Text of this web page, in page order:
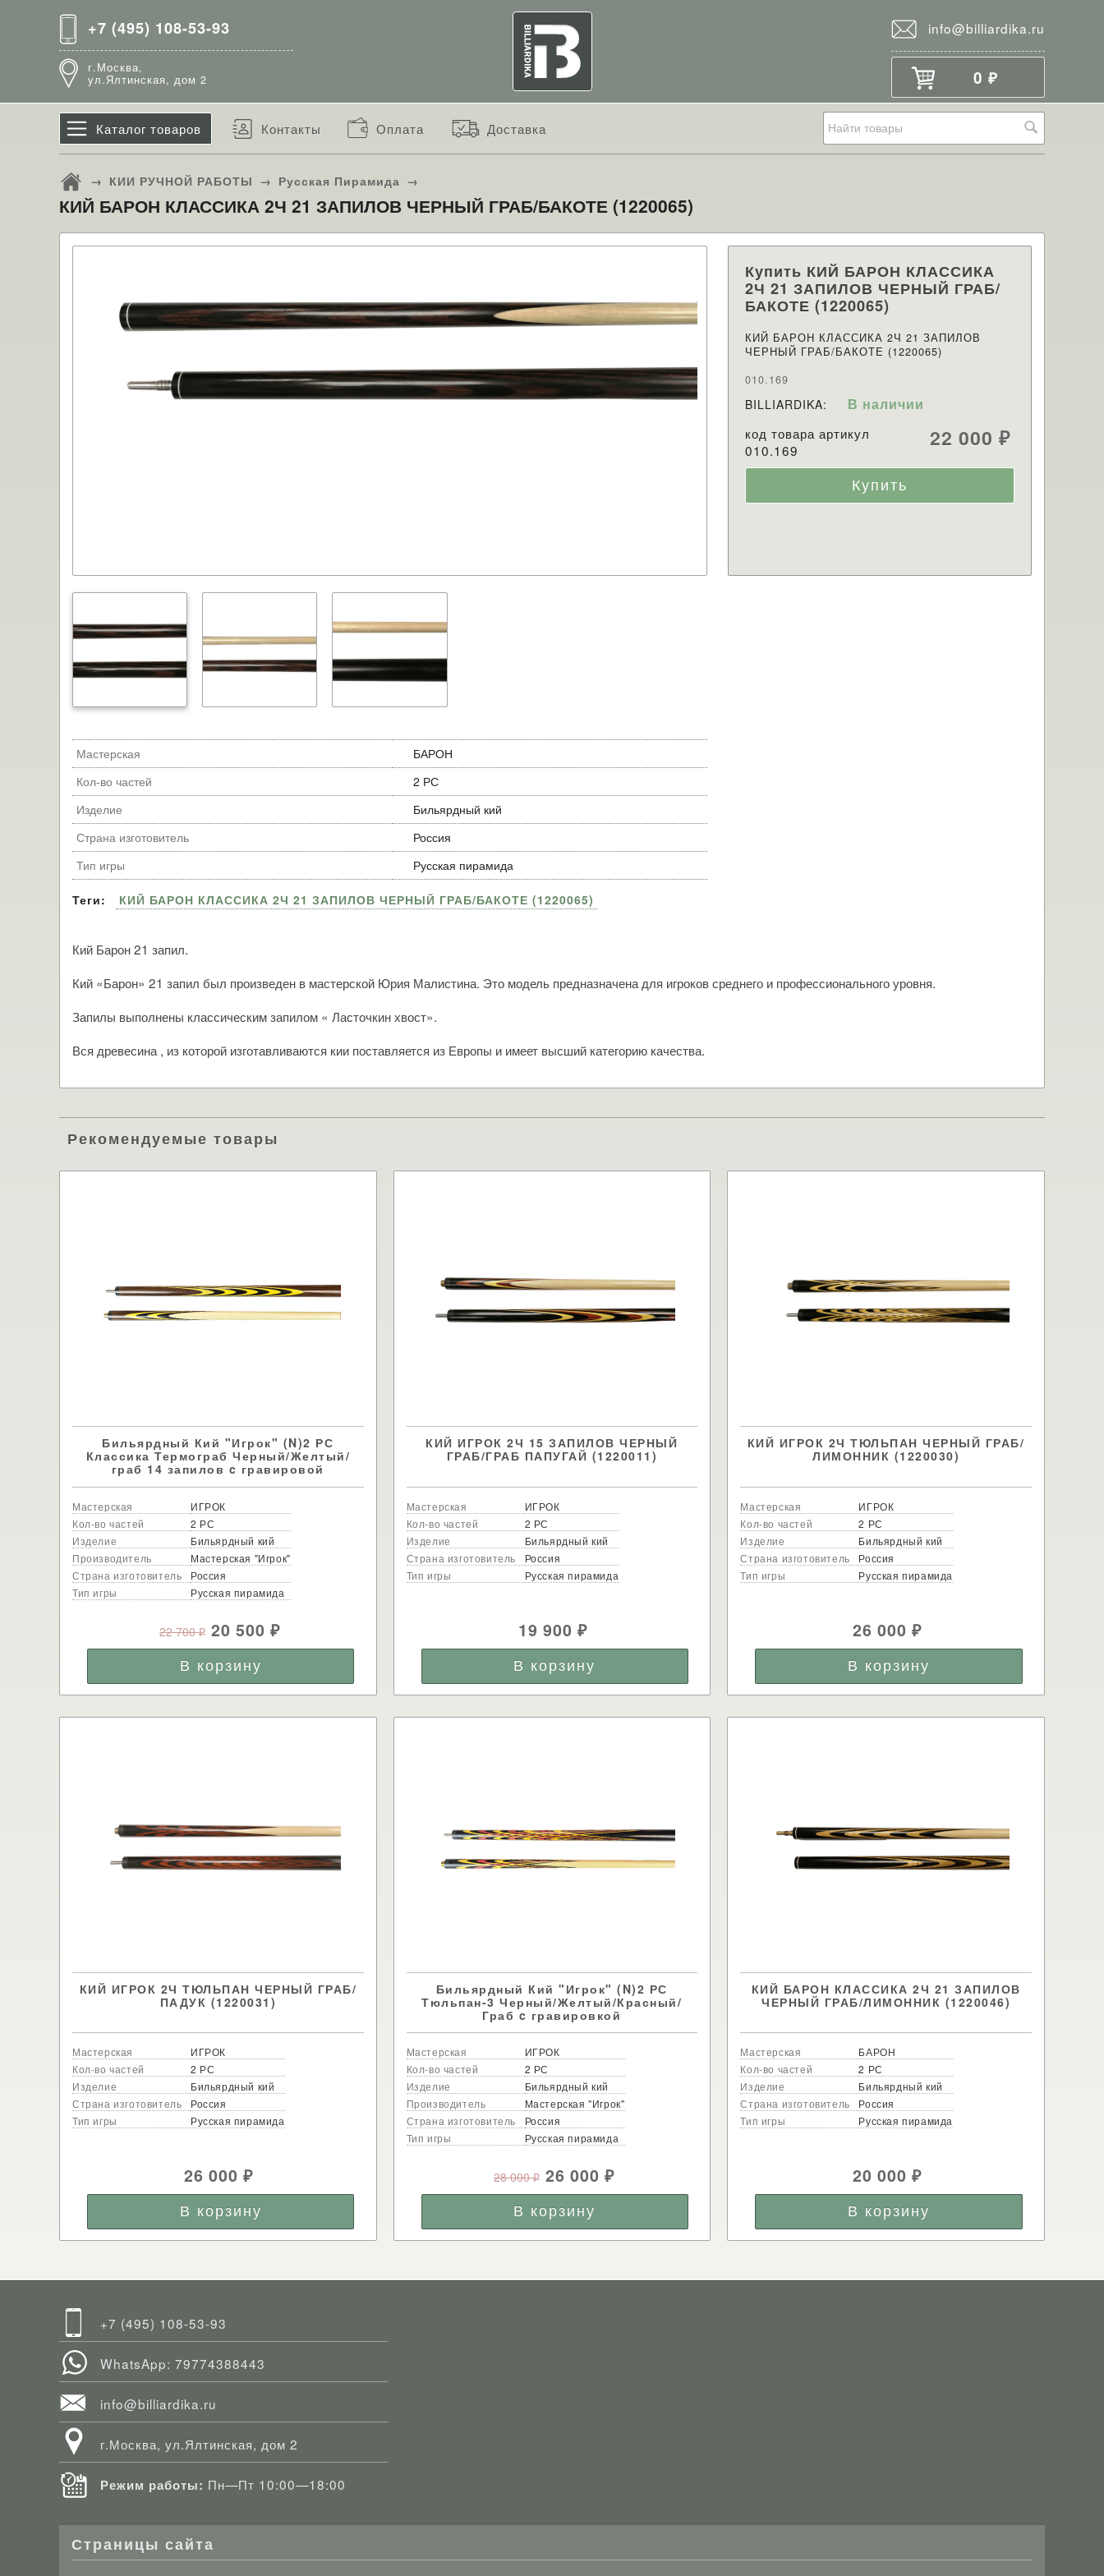
+7 (495) 108-53-93
г.Москва,
ул.Ялтинская, дом 2
info@billiardika.ru
0 ₽
Каталог товаров Контакты Оплата Доставка
→ КИИ РУЧНОЙ РАБОТЫ → Русская Пирамида →
КИЙ БАРОН КЛАССИКА 2Ч 21 ЗАПИЛОВ ЧЕРНЫЙ ГРАБ/БАКОТЕ (1220065)
Купить КИЙ БАРОН КЛАССИКА
2Ч 21 ЗАПИЛОВ ЧЕРНЫЙ ГРАБ/
БАКОТЕ (1220065)
КИЙ БАРОН КЛАССИКА 2Ч 21 ЗАПИЛОВ
ЧЕРНЫЙ ГРАБ/БАКОТЕ (1220065)
010.169
BILLIARDIKA: В наличии
код товара артикул
010.169
22 000 ₽
Мастерская
БАРОН
Кол-во частей
2 РС
Изделие
Бильярдный кий
Страна изготовитель
Россия
Тип игры
Русская пирамида
Теги: КИЙ БАРОН КЛАССИКА 2Ч 21 ЗАПИЛОВ ЧЕРНЫЙ ГРАБ/БАКОТЕ (1220065)
Кий Барон 21 запил.
Кий «Барон» 21 запил был произведен в мастерской Юрия Малистина. Это модель предназначена для игроков среднего и профессионального уровня.
Запилы выполнены классическим запилом « Ласточкин хвост».
Вся древесина , из которой изготавливаются кии поставляется из Европы и имеет высший категорию качества.
Рекомендуемые товары
Бильярдный Кий "Игрок" (N)2 РС
Классика Термограб Черный/Желтый/
граб 14 запилов c гравировой
Мастерская
ИГРОК
Кол-во частей
2 РС
Изделие
Бильярдный кий
Производитель
Мастерская "Игрок"
Страна изготовитель
Россия
Тип игры
Русская пирамида
22 700₽ 20 500₽
КИЙ ИГРОК 2Ч 15 ЗАПИЛОВ ЧЕРНЫЙ
ГРАБ/ГРАБ ПАПУГАЙ (1220011)
Мастерская
ИГРОК
Кол-во частей
2 РС
Изделие
Бильярдный кий
Страна изготовитель
Россия
Тип игры
Русская пирамида
19 900 ₽
КИЙ ИГРОК 2Ч ТЮЛЬПАН ЧЕРНЫЙ ГРАБ/
ЛИМОННИК (1220030)
Мастерская
ИГРОК
Кол-во частей
2 РС
Изделие
Бильярдный кий
Страна изготовитель
Россия
Тип игры
Русская пирамида
26 000 ₽
КИЙ ИГРОК 2Ч ТЮЛЬПАН ЧЕРНЫЙ ГРАБ/
ПАДУК (1220031)
Мастерская
ИГРОК
Кол-во частей
2 РС
Изделие
Бильярдный кий
Страна изготовитель
Россия
Тип игры
Русская пирамида
26 000₽
Бильярдный Кий "Игрок" (N)2 РС
Тюльпан-3 Черный/Желтый/Красный/
Граб c гравировкой
Мастерская
ИГРОК
Кол-во частей
2 РС
Изделие
Бильярдный кий
Производитель
Мастерская "Игрок"
Страна изготовитель
Россия
Тип игры
Русская пирамида
28 000₽ 26 000 ₽
КИЙ БАРОН КЛАССИКА 2Ч 21 ЗАПИЛОВ
ЧЕРНЫЙ ГРАБ/ЛИМОННИК (1220046)
Мастерская
БАРОН
Кол-во частей
2 РС
Изделие
Бильярдный кий
Страна изготовитель
Россия
Тип игры
Русская пирамида
20 000 ₽
+7 (495) 108-53-93
WhatsApp: 79774388443
info@billiardika.ru
г.Москва, ул.Ялтинская, дом 2
Режим работы: Пн—Пт 10:00—18:00
Страницы сайта